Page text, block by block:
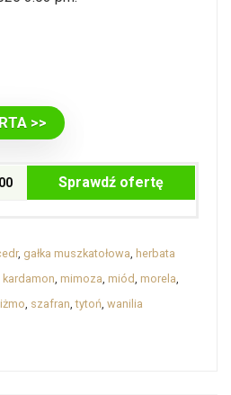
>>
Sprawdź ofertę
, gałka muszkatołowa, herbata
kardamon, mimoza, miód, morela,
, szafran,tytoń, wanilia